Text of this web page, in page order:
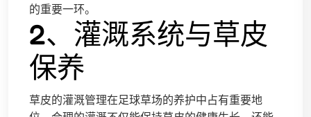
的重要一环。
2、灌溉系统与草皮
保养
草皮的灌溉管理在足球草场的养护中占有重要地